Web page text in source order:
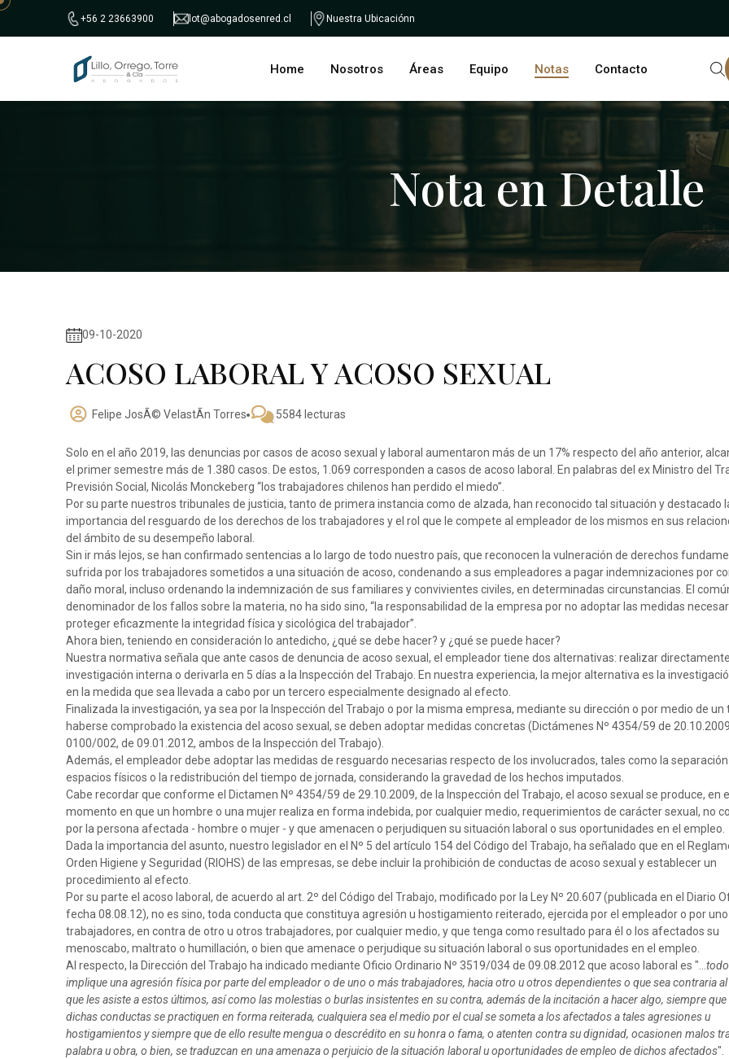
+56 2 23663900 lot@abogadosenred.cl Nuestra Ubicaciónn
Home Nosotros Áreas Equipo Notas Contacto
Nota en Detalle
09-10-2020
ACOSO LABORAL Y ACOSO SEXUAL
Felipe JosÃ© VelastÃ­n Torres 5584 lecturas
Solo en el año 2019, las denuncias por casos de acoso sexual y laboral aumentaron más de un 17% respecto del año anterior,
el primer semestre más de 1.380 casos. De estos, 1.069 corresponden a casos de acoso laboral. En palabras del ex Ministro del
Previsión Social, Nicolás Monckeberg “los trabajadores chilenos han perdido el miedo”.
Por su parte nuestros tribunales de justicia, tanto de primera instancia como de alzada, han reconocido tal situación y destacado
importancia del resguardo de los derechos de los trabajadores y el rol que le compete al empleador de los mismos en sus
del ámbito de su desempeño laboral.
Sin ir más lejos, se han confirmado sentencias a lo largo de todo nuestro país, que reconocen la vulneración de derechos
sufrida por los trabajadores sometidos a una situación de acoso, condenando a sus empleadores a pagar indemnizaciones por
daño moral, incluso ordenando la indemnización de sus familiares y convivientes civiles, en determinadas circunstancias. El
denominador de los fallos sobre la materia, no ha sido sino, “la responsabilidad de la empresa por no adoptar las medidas
proteger eficazmente la integridad física y sicológica del trabajador”.
Ahora bien, teniendo en consideración lo antedicho, ¿qué se debe hacer? y ¿qué se puede hacer?
Nuestra normativa señala que ante casos de denuncia de acoso sexual, el empleador tiene dos alternativas: realizar
investigación interna o derivarla en 5 días a la Inspección del Trabajo. En nuestra experiencia, la mejor alternativa es la
en la medida que sea llevada a cabo por un tercero especialmente designado al efecto.
Finalizada la investigación, ya sea por la Inspección del Trabajo o por la misma empresa, mediante su dirección o por medio de un
haberse comprobado la existencia del acoso sexual, se deben adoptar medidas concretas (Dictámenes Nº 4354/59 de
0100/002, de 09.01.2012, ambos de la Inspección del Trabajo).
Además, el empleador debe adoptar las medidas de resguardo necesarias respecto de los involucrados, tales como la separación
espacios físicos o la redistribución del tiempo de jornada, considerando la gravedad de los hechos imputados.
Cabe recordar que conforme el Dictamen Nº 4354/59 de 29.10.2009, de la Inspección del Trabajo, el acoso sexual se produce, en el
momento en que un hombre o una mujer realiza en forma indebida, por cualquier medio, requerimientos de carácter sexual, no
por la persona afectada - hombre o mujer - y que amenacen o perjudiquen su situación laboral o sus oportunidades en el empleo.
Dada la importancia del asunto, nuestro legislador en el Nº 5 del artículo 154 del Código del Trabajo, ha señalado que en el
Orden Higiene y Seguridad (RIOHS) de las empresas, se debe incluir la prohibición de conductas de acoso sexual y establecer un
procedimiento al efecto.
Por su parte el acoso laboral, de acuerdo al art. 2º del Código del Trabajo, modificado por la Ley Nº 20.607 (publicada en el Diario
fecha 08.08.12), no es sino, toda conducta que constituya agresión u hostigamiento reiterado, ejercida por el empleador o por
trabajadores, en contra de otro u otros trabajadores, por cualquier medio, y que tenga como resultado para él o los afectados su
menoscabo, maltrato o humillación, o bien que amenace o perjudique su situación laboral o sus oportunidades en el empleo.
Al respecto, la Dirección del Trabajo ha indicado mediante Oficio Ordinario Nº 3519/034 de 09.08.2012 que acoso laboral es "...
implique una agresión física por parte del empleador o de uno o más trabajadores, hacia otro u otros dependientes o que sea contraria
que les asiste a estos últimos, así como las molestias o burlas insistentes en su contra, además de la incitación a hacer algo, siempre
dichas conductas se practiquen en forma reiterada, cualquiera sea el medio por el cual se someta a los afectados a tales agresiones u
hostigamientos y siempre que de ello resulte mengua o descrédito en su honra o fama, o atenten contra su dignidad, ocasionen malos
palabra u obra, o bien, se traduzcan en una amenaza o perjuicio de la situación laboral u oportunidades de empleo de dichos afectados".